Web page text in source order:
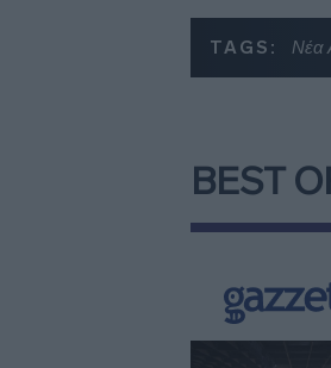
TAGS: Νέα
BEST